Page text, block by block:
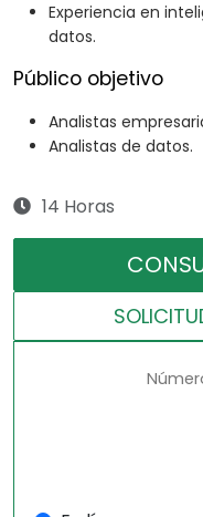
Experiencia en
datos.
Público objetivo
Analistas
Analistas de datos.
14 Horas